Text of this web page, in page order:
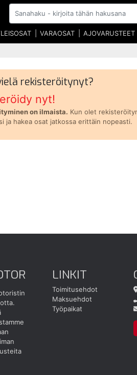
VARAOSAT AJOVARUSTEET
rekisteröitynyt?
nyt!
on ilmaista. Kun olet
ja hakea osat jatkossa erittäin nopeasti.
LINKIT
Toimitusehdot
Maksuehdot
Työpaikat